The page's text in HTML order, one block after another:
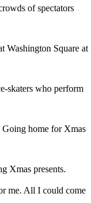
of spectators
Square at
skaters who perform
Going home for Xmas
Xmas presents.
me. All I could come